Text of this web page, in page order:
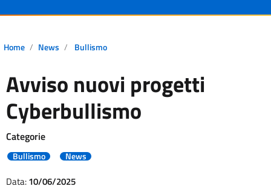
Home News Bullismo
Avviso nuovi progetti
Cyberbullismo
Categorie
Bullismo News
Data:10/06/2025